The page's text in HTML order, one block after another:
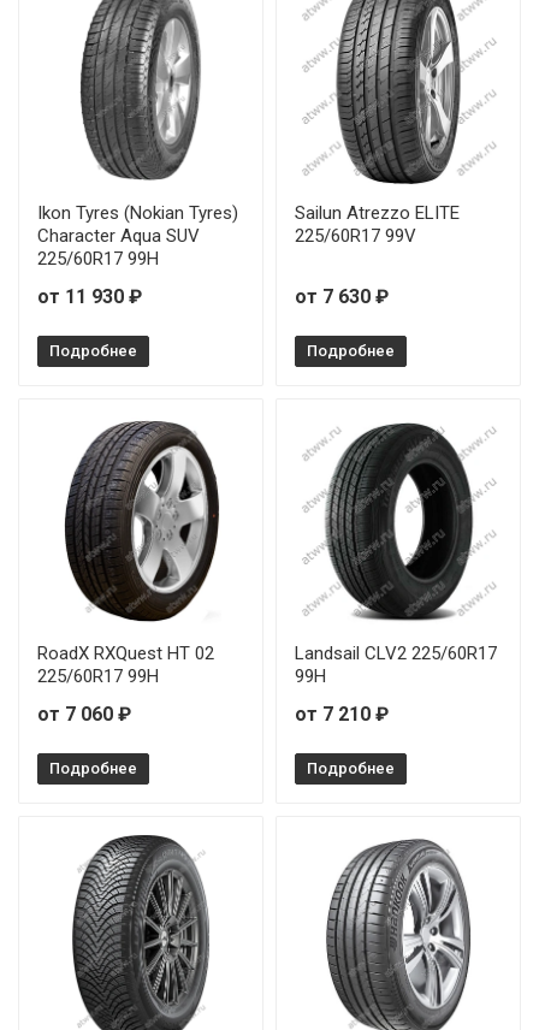
Ikon Tyres (Nokian Tyres)
Character Aqua SUV
225/60R17 99H
от 11 930 ₽
Подробнее
Sailun Atrezzo ELITE
225/60R17 99V
от 7 630 ₽
Подробнее
RoadX RXQuest HT 02
225/60R17 99H
от 7 060 ₽
Подробнее
Landsail CLV2 225/60R17
99H
от 7 210 ₽
Подробнее